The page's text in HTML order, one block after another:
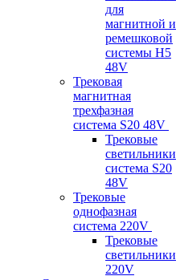
для
магнитной и
ремешковой
системы H5
48V
Трековая
магнитная
трехфазная
система S20 48V
Трековые
светильники
система S20
48V
Трековые
однофазная
система 220V
Трековые
светильники
220V